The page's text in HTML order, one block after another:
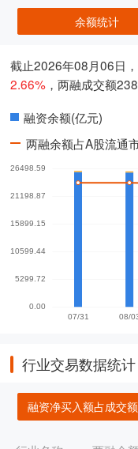
余额统计
截止2026年08月06日
2.66% ，两融成交额
融资余额(亿元)
两融余额占A股流通
行业交易数据统计
融资净买入额占成交